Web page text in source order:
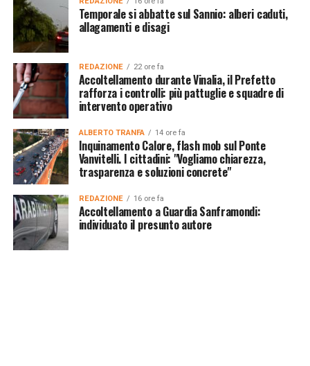
Temporale si abbatte sul Sannio: alberi caduti,
allagamenti e disagi
REDAZIONE 22 ore fa
Accoltellamento durante Vinalia, il Prefetto
rafforza i controlli: più pattuglie e squadre di
intervento operativo
ALBERTO TRANFA 14 ore fa
Inquinamento Calore, flash mob sul Ponte
Vanvitelli. I cittadini: "Vogliamo chiarezza,
trasparenza e soluzioni concrete"
REDAZIONE 16 ore fa
Accoltellamento a Guardia Sanframondi:
individuato il presunto autore